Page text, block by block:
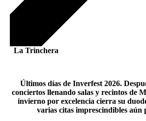
La Trinchera
Últimos días de Inverfest 2026.
conciertos llenando salas y recintos de
invierno por excelencia cierra su
varias citas imprescindibles aún